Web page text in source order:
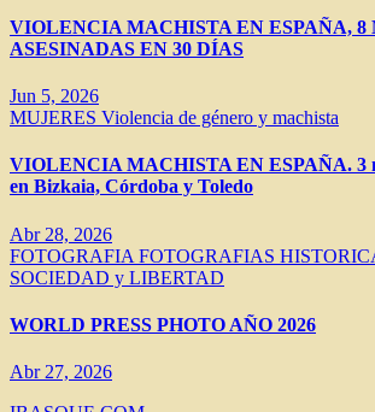
VIOLENCIA MACHISTA EN ESPAÑA, 8
ASESINADAS EN 30 DÍAS
Jun 5, 2026
MUJERES Violencia de género y machista
VIOLENCIA MACHISTA EN ESPAÑA. 3
en Bizkaia, Córdoba y Toledo
Abr 28, 2026
FOTOGRAFIA FOTOGRAFIAS
SOCIEDAD y LIBERTAD
WORLD PRESS PHOTO AÑO 2026
Abr 27, 2026